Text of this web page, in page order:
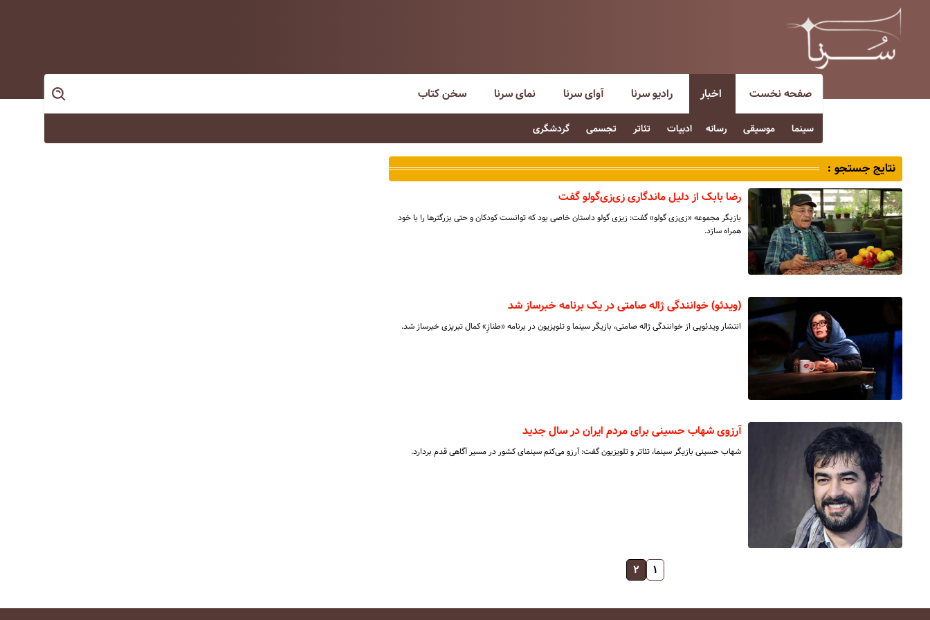
صفحه نخست اخبار
سینما موسیقی رسانه ادبیات تئاتر تجسمی گردشگری
رادیو سرنا آوای سرنا نمای سرنا سخن کتاب
نتایج جستجو :
رضا بابک از دلیل ماندگاری زی‌زی‌گولو گفت
بازیگر مجموعه «زی‌زی گولو» گفت: زیزی گولو داستان خاصی بود که توانست کودکان و حتی بزرگترها را با خود
همراه سازد.
(ویدئو) خوانندگی ژاله صامتی در یک برنامه خبرساز شد
انتشار ویدئویی از خوانندگی ژاله صامتی، بازیگر سینما و تلویزیون در برنامه «طنازِ» کمال تبریزی خبرساز شد.
آرزوی شهاب حسینی برای مردم ایران در سال جدید
شهاب حسینی بازیگر سینما، تئاتر و تلویزیون گفت: آرزو می‌کنم سینمای کشور در مسیر آگاهی قدم بردارد.
۱ ۲